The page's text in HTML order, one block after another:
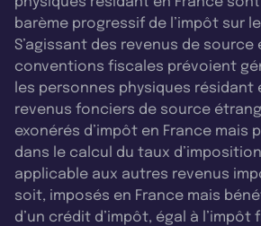
barème progressif de l’impôt sur
S’agissant des revenus de source
conventions fiscales prévoient
les personnes physiques résidant
revenus fonciers de source
exonérés d’impôt en France mais
dans le calcul du taux
applicable aux autres revenus
soit, imposés en France mais
d’un crédit d’impôt, égal à l’impôt